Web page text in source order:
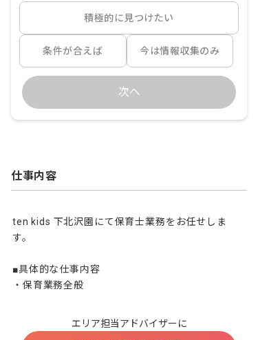
積極的に見つけたい
条件が合えば 今は情報収集のみ
次へ
仕事内容
ten kids 下北沢園にて保育士業務をお任せしま
す。
■具体的な仕事内容
・保育業務全般
エリア担当アドバイザーに